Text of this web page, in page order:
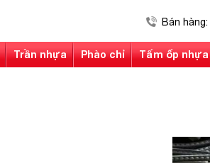
Bán hàng:
Trần nhựa Phào chỉ Tấm ốp nhựa